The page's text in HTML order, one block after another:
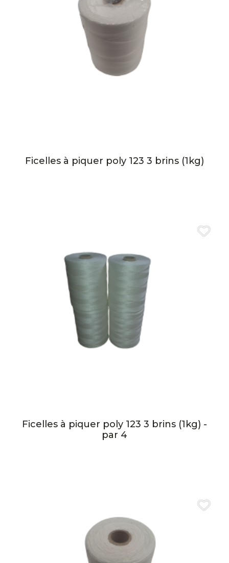
Ficelles à piquer poly 123 3 brins (1kg)
Ficelles à piquer poly 123 3 brins (1kg) -
par 4